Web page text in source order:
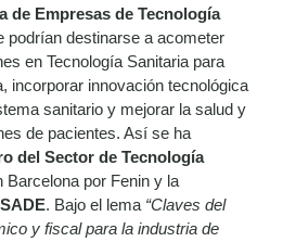
de Empresas de Tecnología
podrían destinarse a acometer
en Tecnología Sanitaria para
incorporar innovación tecnológica
sanitario y mejorar la salud y
de pacientes. Así se ha
del Sector de Tecnología
Barcelona por Fenin y la
. Bajo el lema “Claves del
y fiscal para la industria de